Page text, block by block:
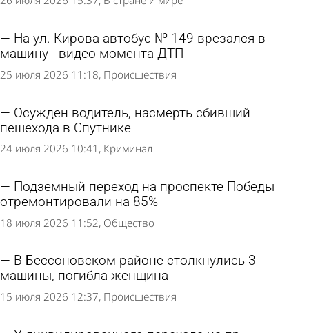
На ул. Кирова автобус № 149 врезался в
машину - видео момента ДТП
25 июля 2026 11:18 Происшествия
Осужден водитель, насмерть сбивший
пешехода в Спутнике
24 июля 2026 10:41 Криминал
Подземный переход на проспекте Победы
отремонтировали на 85%
18 июля 2026 11:52 Общество
В Бессоновском районе столкнулись 3
машины, погибла женщина
15 июля 2026 12:37 Происшествия